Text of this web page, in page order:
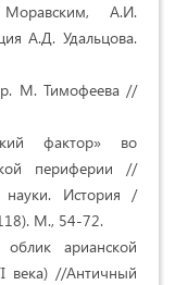
А.И.
А.Д. Удальцова.
М. Тимофеева //
фактор» во
периферии //
науки. История /
М., 54-72.
арианской
века) //Античный